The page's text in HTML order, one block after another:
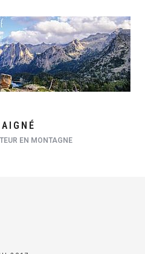
EN MONTAGNE